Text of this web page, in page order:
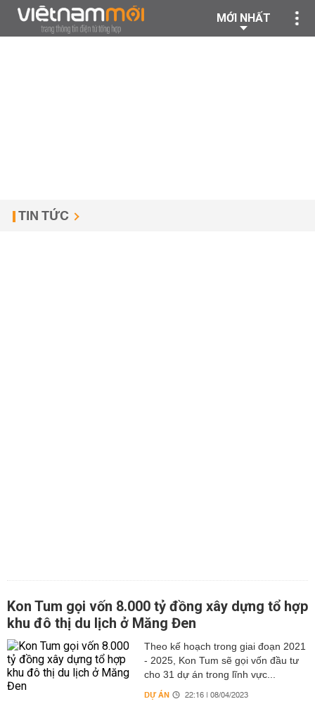
MỚI NHẤT
TIN TỨC
Kon Tum gọi vốn 8.000 tỷ đồng xây dựng tổ hợp
khu đô thị du lịch ở Măng Đen
Theo kế hoạch trong giai đoạn 2021
- 2025, Kon Tum sẽ gọi vốn đầu tư
cho 31 dự án trong lĩnh vực...
DỰ ÁN 22:16 | 08/04/2023